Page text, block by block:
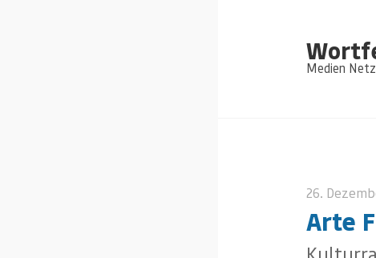
Medien
26.
Arte